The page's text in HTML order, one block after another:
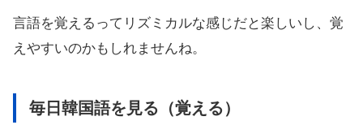
言語を覚えるってリズミカルな感じだと楽しいし、覚
えやすいのかもしれませんね。
毎日韓国語を見る（覚える）